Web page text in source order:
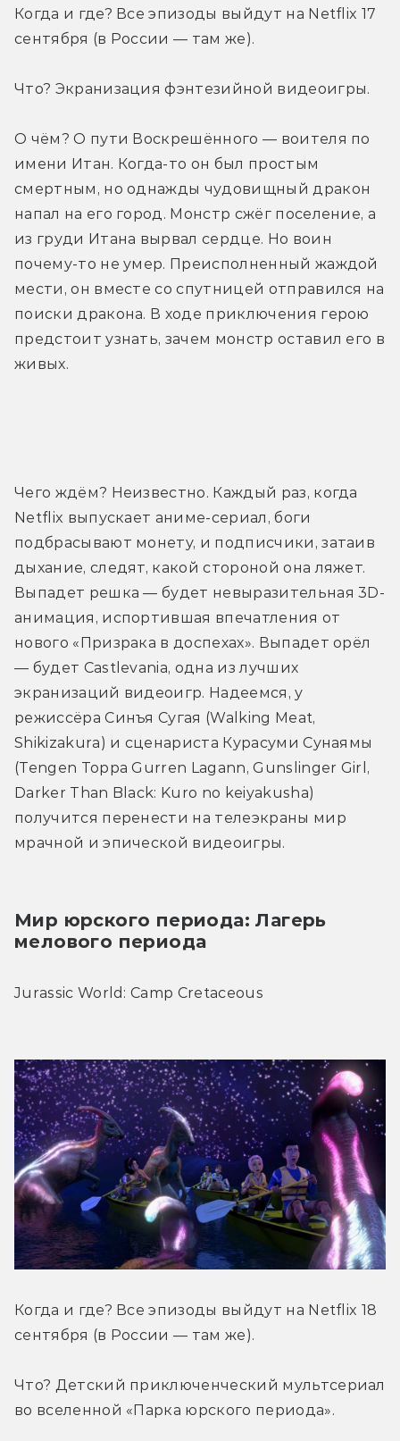
Когда и где? Все эпизоды выйдут на Netflix 17
сентября (в России — там же).
Что? Экранизация фэнтезийной видеоигры.
О чём? О пути Воскрешённого — воителя по
имени Итан. Когда-то он был простым
смертным, но однажды чудовищный дракон
напал на его город. Монстр сжёг поселение, а
из груди Итана вырвал сердце. Но воин
почему-то не умер. Преисполненный жаждой
мести, он вместе со спутницей отправился на
поиски дракона. В ходе приключения герою
предстоит узнать, зачем монстр оставил его в
живых.
Чего ждём? Неизвестно. Каждый раз, когда
Netflix выпускает аниме-сериал, боги
подбрасывают монету, и подписчики, затаив
дыхание, следят, какой стороной она ляжет.
Выпадет решка — будет невыразительная 3D-
анимация, испортившая впечатления от
нового «Призрака в доспехах». Выпадет орёл
— будет Castlevania, одна из лучших
экранизаций видеоигр. Надеемся, у
режиссёра Синъя Сугая (Walking Meat,
Shikizakura) и сценариста Курасуми Сунаямы
(Tengen Toppa Gurren Lagann, Gunslinger Girl,
Darker Than Black: Kuro no keiyakusha)
получится перенести на телеэкраны мир
мрачной и эпической видеоигры.
Мир юрского периода: Лагерь
мелового периода
Jurassic World: Camp Cretaceous
Когда и где? Все эпизоды выйдут на Netflix 18
сентября (в России — там же).
Что? Детский приключенческий мультсериал
во вселенной «Парка юрского периода».